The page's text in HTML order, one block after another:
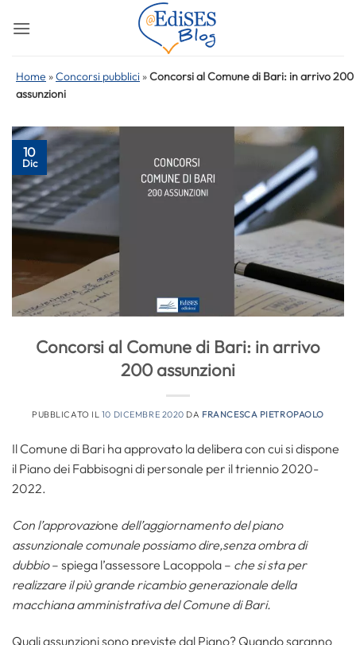
Home »Concorsi pubblici »Concorsi al Comune di Bari: in arrivo 200
assunzioni
10
Dic
Concorsi al Comune di Bari: in arrivo
200 assunzioni
PUBBLICATO IL 10 DICEMBRE 2020 DA FRANCESCA PIETROPAOLO
Il Comune di Bari ha approvato la delibera con cui si dispone
il Piano dei Fabbisogni di personale per il triennio 2020-
2022.
Con l’approvazione dell’aggiornamento del piano
assunzionale comunale possiamo dire,senza ombra di
dubbio– spiega l’assessore Lacoppola – che si sta per
realizzare il più grande ricambio generazionale della
macchiana amministrativa del Comune di Bari.
Quali assunzioni sono previste dal Piano? Quando saranno